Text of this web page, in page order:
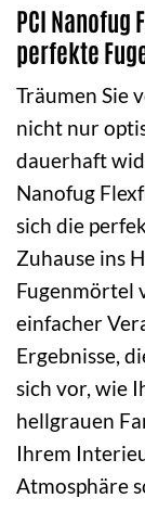
PCI
perfekte
Träumen Sie
nicht nur
dauerhaft
Nanofug
sich die
Zuhause ins
Fugenmörtel
einfacher
Ergebnisse,
sich vor, wie
hellgrauen
Ihrem
Atmosphäre